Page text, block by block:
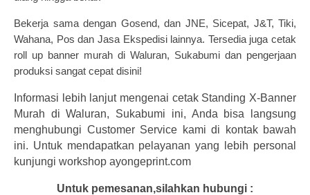
Bekerja sama dengan Gosend, dan JNE, Sicepat, J&T, Tiki,
Wahana, Pos dan Jasa Ekspedisi lainnya. Tersedia juga cetak
roll up banner murah di Waluran, Sukabumi dan pengerjaan
produksi sangat cepat disini!
Informasi lebih lanjut mengenai cetak Standing X-Banner
Murah di Waluran, Sukabumi ini, Anda bisa langsung
menghubungi Customer Service kami di kontak bawah
ini. Untuk mendapatkan pelayanan yang lebih personal
kunjungi workshop ayongeprint.com
Untuk pemesanan,silahkan hubungi :